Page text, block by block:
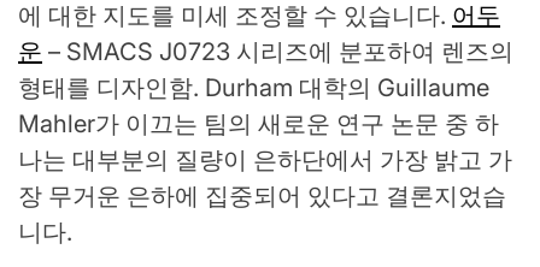
에 대한 지도를 미세 조정할 수 있습니다. 어두
운 – SMACS J0723 시리즈에 분포하여 렌즈의
형태를 디자인함. Durham 대학의 Guillaume
Mahler가 이끄는 팀의 새로운 연구 논문 중 하
나는 대부분의 질량이 은하단에서 가장 밝고 가
장 무거운 은하에 집중되어 있다고 결론지었습
니다.